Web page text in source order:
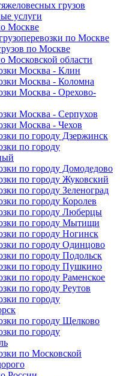
грузов
услуги
Москве
по Москве
по Москве
Московской области
Москва - Клин
Москва - Коломна
Москва - Орехово-
Москва - Серпухов
Москва - Чехов
по городу Дзержинск
по городу
по городу Домодедово
по городу Жуковский
по городу Зеленоград
по городу Королев
по городу Люберцы
по городу Мытищи
по городу Ногинск
по городу Одинцово
по городу Подольск
по городу Пушкино
по городу Раменское
по городу Реутов
по городу
по городу Щелково
по городу
по Московской